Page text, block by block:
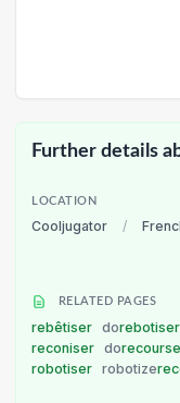
Further details
LOCATION
Cooljugator /
RELATED PAGES
rebêtiser dorebotiser
reconiser do
robotiser robotize